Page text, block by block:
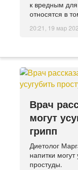
к вредным
относятся в
20:21, 19 мар
Врач
могут
грипп
Диетолог
напитки
простуды.